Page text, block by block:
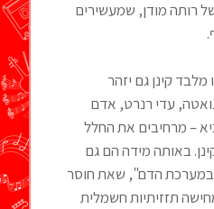
של רותה מודן, שמעשירים
קינן גם יזהר
עדי רנרט, אדם
– מרחיבים את החלל
באותה מידה הם גם
הדם", שאת חוסר
תזזיתיות חשמלית